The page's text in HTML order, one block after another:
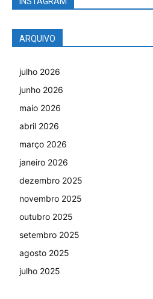
ARQUIVO
julho 2026
junho 2026
maio 2026
abril 2026
março 2026
janeiro 2026
dezembro 2025
novembro 2025
outubro 2025
setembro 2025
agosto 2025
julho 2025